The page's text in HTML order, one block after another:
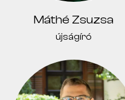
Máthé Zsuzsa
újságíró